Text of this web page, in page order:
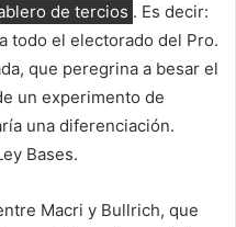
de tercios . Es decir:
todo el electorado del Pro.
que peregrina a besar el
un experimento de
una diferenciación.
Bases.
Macri y Bullrich, que